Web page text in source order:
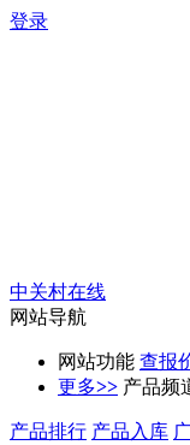
登录
中关村在线
网站导航
网站功能 查报
更多>> 产品频
产品排行 产品入库